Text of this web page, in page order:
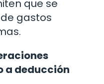
que se
gastos
a deducción